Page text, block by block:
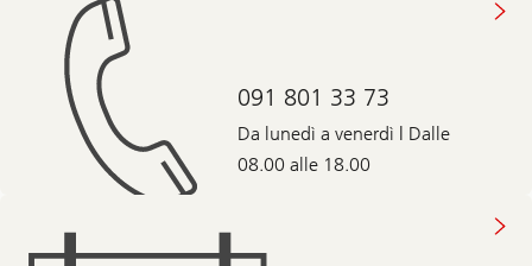
091 801 33 73
Da lunedì a venerdì | Dalle
08.00 alle 18.00